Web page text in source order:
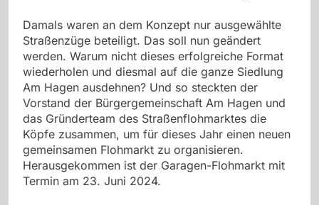
Damals waren an dem Konzept nur ausgewählte
Straßenzüge beteiligt. Das soll nun geändert
werden. Warum nicht dieses erfolgreiche Format
wiederholen und diesmal auf die ganze Siedlung
Am Hagen ausdehnen? Und so steckten der
Vorstand der Bürgergemeinschaft Am Hagen und
das Gründerteam des Straßenflohmarktes die
Köpfe zusammen, um für dieses Jahr einen neuen
gemeinsamen Flohmarkt zu organisieren.
Herausgekommen ist der Garagen-Flohmarkt mit
Termin am 23. Juni 2024.